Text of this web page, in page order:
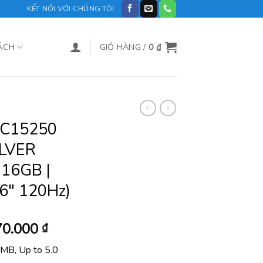
KẾT NỐI VỚI CHÚNG TÔI
GIỎ HÀNG / 0 ₫
|
120Hz)
₫Giá
hiện
tại
Up to 5.0